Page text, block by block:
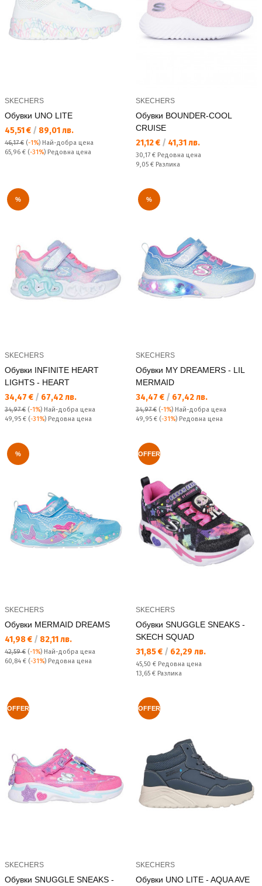
SKECHERS
Обувки UNO LITE
Текуща цена:
45,51 € / 89,01 лв.
46,17 € (-1%) Най-добра цена
Редовна цена:
65,96 € (-31%) Редовна цена
SKECHERS
Обувки BOUNDER-COOL
CRUISE
Текуща цена:
21,12 € / 41,31 лв.
Редовна цена:
30,17 € Редовна цена
Спестявате:
9,05 € Разлика
%
SKECHERS
Обувки INFINITE HEART
LIGHTS - HEART
Текуща цена:
34,47 € / 67,42 лв.
34,97 € (-1%) Най-добра цена
Редовна цена:
49,95 € (-31%) Редовна цена
%
SKECHERS
Обувки MY DREAMERS - LIL
MERMAID
Текуща цена:
34,47 € / 67,42 лв.
34,97 € (-1%) Най-добра цена
Редовна цена:
49,95 € (-31%) Редовна цена
%
SKECHERS
Обувки MERMAID DREAMS
Текуща цена:
41,98 € / 82,11 лв.
42,59 € (-1%) Най-добра цена
Редовна цена:
60,84 € (-31%) Редовна цена
OFFER
SKECHERS
Обувки SNUGGLE SNEAKS -
SKECH SQUAD
Текуща цена:
31,85 € / 62,29 лв.
Редовна цена:
45,50 € Редовна цена
Спестявате:
13,65 € Разлика
OFFER
SKECHERS
Обувки SNUGGLE SNEAKS -
OFFER
SKECHERS
Обувки UNO LITE - AQUA AVE